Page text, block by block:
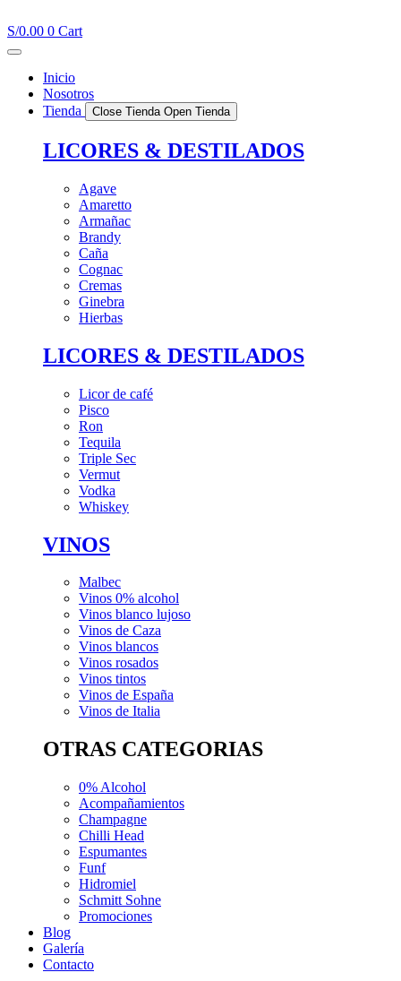
al
contenido
S/0.00 0 Cart
Inicio
Nosotros
Tienda
Close Tienda Open Tienda
LICORES & DESTILADOS
Agave
Amaretto
Armañac
Brandy
Caña
Cognac
Cremas
Ginebra
Hierbas
LICORES & DESTILADOS
Licor de café
Pisco
Ron
Tequila
Triple Sec
Vermut
Vodka
Whiskey
VINOS
Malbec
Vinos 0% alcohol
Vinos blanco lujoso
Vinos de Caza
Vinos blancos
Vinos rosados
Vinos tintos
Vinos de España
Vinos de Italia
OTRAS CATEGORIAS
0% Alcohol
Acompañamientos
Champagne
Chilli Head
Espumantes
Funf
Hidromiel
Schmitt Sohne
Promociones
Blog
Galería
Contacto